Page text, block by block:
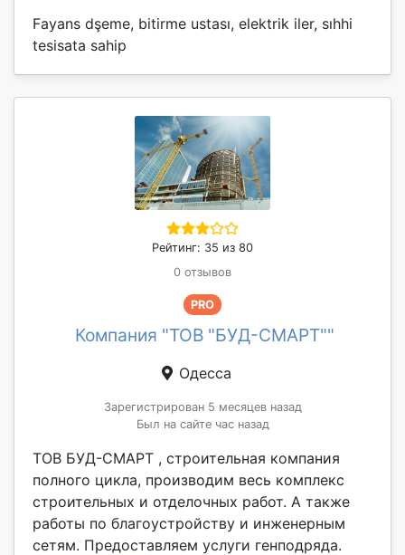
Fayans dşeme, bitirme ustası, elektrik iler, sıhhi
tesisata sahip
Рейтинг: 35 из 80
0 отзывов
PRO
Компания "ТОВ "БУД-СМАРТ""
Одесса
Зарегистрирован 5 месяцев назад
Был на сайте час назад
ТОВ БУД-СМАРТ , строительная компания
полного цикла, производим весь комплекс
строительных и отделочных работ. А также
работы по благоустройству и инженерным
сетям. Предоставляем услуги генподряда.